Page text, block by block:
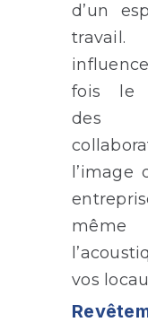
d’un
fois le
des
l’image
même
vos